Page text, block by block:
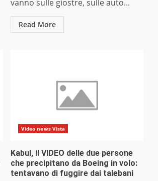
vanno sulle giostre, sulle auto...
Read More
Video news Vista
Kabul, il VIDEO delle due persone
che precipitano da Boeing in volo:
tentavano di fuggire dai talebani